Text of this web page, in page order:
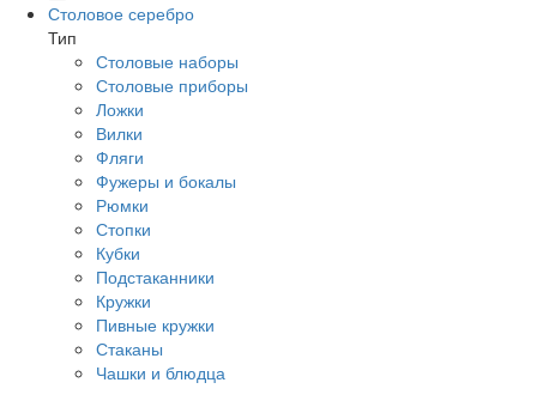
Столовое серебро
Тип
Столовые наборы
Столовые приборы
Ложки
Вилки
Фляги
Фужеры и бокалы
Рюмки
Стопки
Кубки
Подстаканники
Кружки
Пивные кружки
Стаканы
Чашки и блюдца